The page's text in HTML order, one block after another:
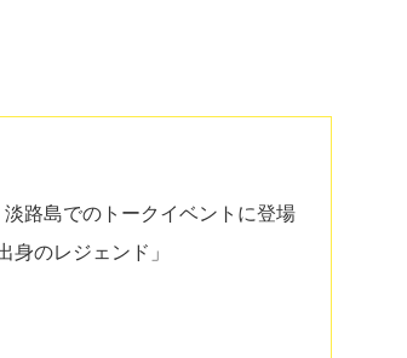
路島でのトークイベントに登場
のレジェンド」